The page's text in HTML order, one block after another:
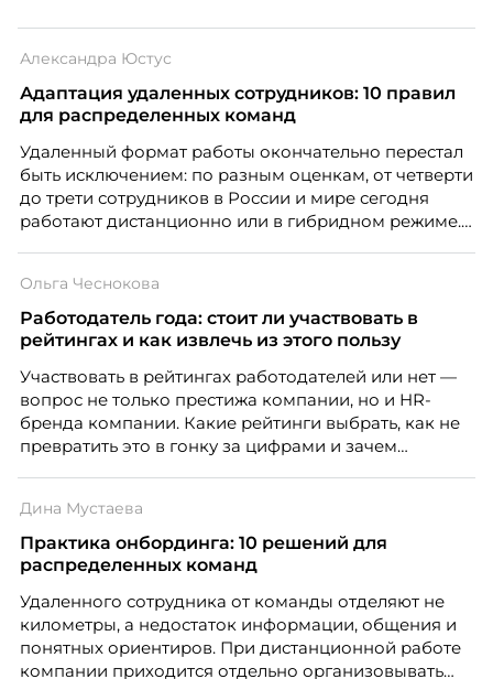
Александра Юстус
Адаптация удаленных сотрудников: 10 правил
для распределенных команд
Удаленный формат работы окончательно перестал
быть исключением: по разным оценкам, от четверти
до трети сотрудников в России и мире сегодня
работают дистанционно или в гибридном режиме.
адаптация во многом происходит сама собой, то на
расстоянии она требует осознанного
проектирования — иначе компания рискует
Ольга Чеснокова
Работодатель года: стоит ли участвовать в
рейтингах и как извлечь из этого пользу
Участвовать в рейтингах работодателей или нет —
вопрос не только престижа компании, но и HR-
бренда компании. Какие рейтинги выбрать, как не
превратить это в гонку за цифрами и зачем
Чеснокова, HR-директор Right line.
Дина Мустаева
Практика онбординга: 10 решений для
распределенных команд
Удаленного сотрудника от команды отделяют не
километры, а недостаток информации, общения и
понятных ориентиров. При дистанционной работе
компании приходится отдельно организовывать